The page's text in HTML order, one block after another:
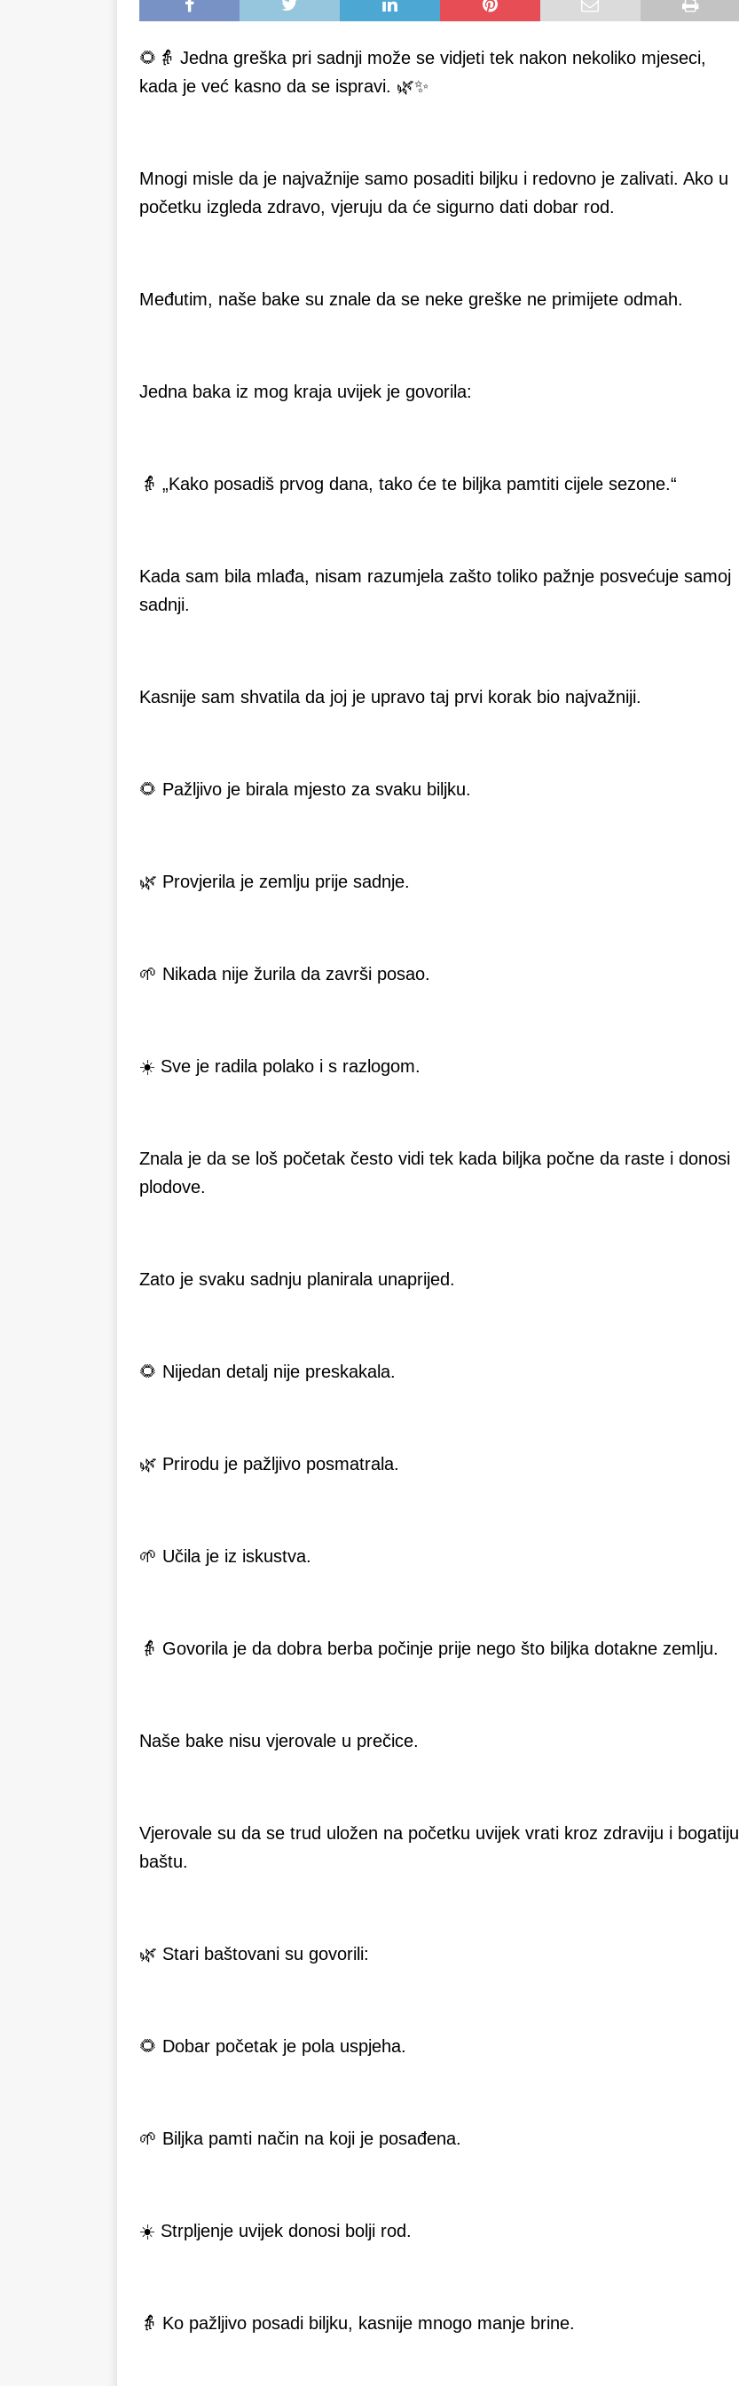
🌻👵 Jedna greška pri sadnji može se vidjeti tek nakon nekoliko mjeseci,
kada je već kasno da se ispravi. 🌿✨
Mnogi misle da je najvažnije samo posaditi biljku i redovno je zalivati. Ako u
početku izgleda zdravo, vjeruju da će sigurno dati dobar rod.
Međutim, naše bake su znale da se neke greške ne primijete odmah.
Jedna baka iz mog kraja uvijek je govorila:
👵 „Kako posadiš prvog dana, tako će te biljka pamtiti cijele sezone.“
Kada sam bila mlađa, nisam razumjela zašto toliko pažnje posvećuje samoj
sadnji.
Kasnije sam shvatila da joj je upravo taj prvi korak bio najvažniji.
🌻 Pažljivo je birala mjesto za svaku biljku.
🌿 Provjerila je zemlju prije sadnje.
🌱 Nikada nije žurila da završi posao.
☀️ Sve je radila polako i s razlogom.
Znala je da se loš početak često vidi tek kada biljka počne da raste i donosi
plodove.
Zato je svaku sadnju planirala unaprijed.
🌻 Nijedan detalj nije preskakala.
🌿 Prirodu je pažljivo posmatrala.
🌱 Učila je iz iskustva.
👵 Govorila je da dobra berba počinje prije nego što biljka dotakne zemlju.
Naše bake nisu vjerovale u prečice.
Vjerovale su da se trud uložen na početku uvijek vrati kroz zdraviju i bogatiju
baštu.
🌿 Stari baštovani su govorili:
🌻 Dobar početak je pola uspjeha.
🌱 Biljka pamti način na koji je posađena.
☀️ Strpljenje uvijek donosi bolji rod.
👵 Ko pažljivo posadi biljku, kasnije mnogo manje brine.